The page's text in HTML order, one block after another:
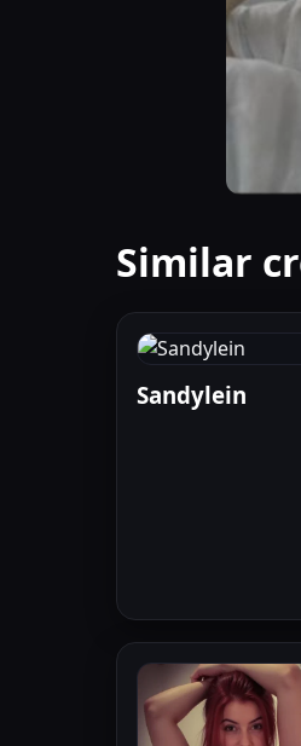
Similar
Sandylein